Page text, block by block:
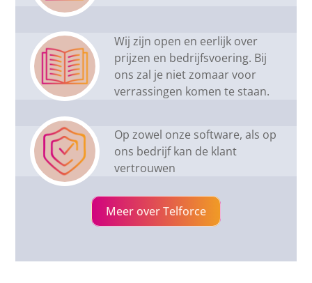
Wij zijn open en eerlijk over
prijzen en bedrijfsvoering. Bij
ons zal je niet zomaar voor
verrassingen komen te staan.
Op zowel onze software, als op
ons bedrijf kan de klant
vertrouwen
Meer over Telforce